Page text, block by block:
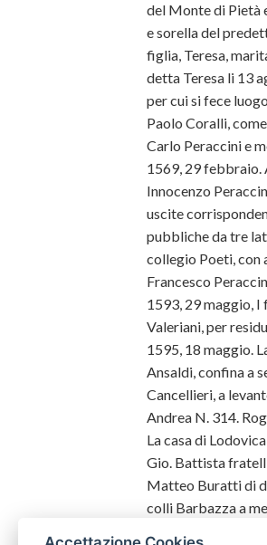
del Monte di Pietà
e sorella del
figlia, Teresa,
detta Teresa li 13
per cui si fece
Paolo Coralli,
Carlo Peraccini e
1569, 29 febbraio.
Innocenzo
uscite
pubbliche da tre
collegio Poeti, con
Francesco
1593, 29 maggio, I
Valeriani, per
1595, 18 maggio.
Ansaldi, confina a
Cancellieri, a
Andrea N. 314.
La casa di
Gio. Battista
Matteo Buratti di
colli Barbazza a